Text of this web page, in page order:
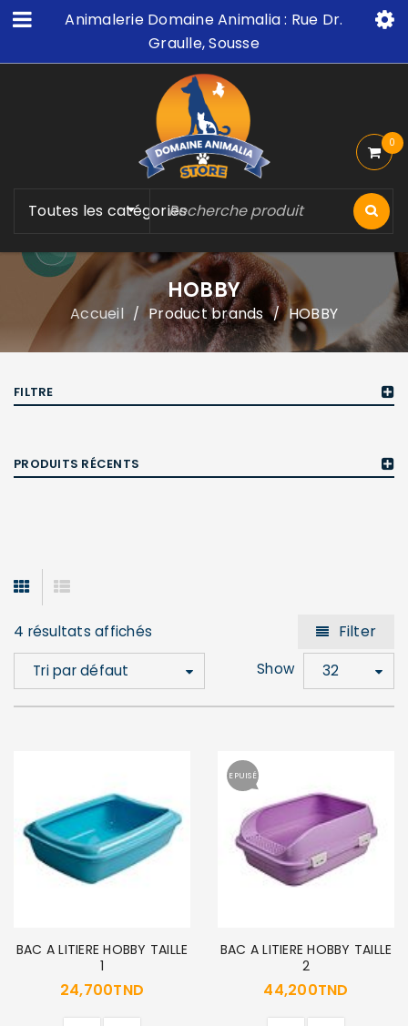
Animalerie Domaine Animalia : Rue Dr.
Graulle, Sousse
Toutes les catégories
0
HOBBY
Accueil / Product brands / HOBBY
FILTRE
PRODUITS RÉCENTS
4 résultats affichés Filter
Tri par défaut Show 32
BAC A LITIERE HOBBY TAILLE
1
24,700TND
EPUISÉ
BAC A LITIERE HOBBY TAILLE
2
44,200TND